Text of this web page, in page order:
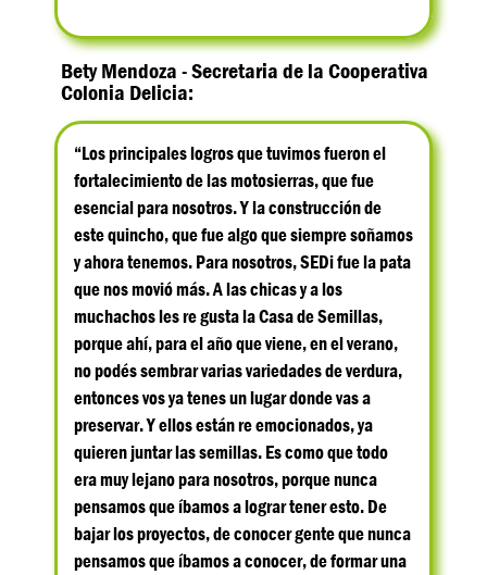
Bety Mendoza - Secretaria de la Cooperativa
Colonia Delicia:
“Los principales logros que tuvimos fueron el
fortalecimiento de las motosierras, que fue
esencial para nosotros. Y la construcción de
este quincho, que fue algo que siempre soñamos
y ahora tenemos. Para nosotros, SEDi fue la pata
que nos movió más. A las chicas y a los
muchachos les re gusta la Casa de Semillas,
porque ahí, para el año que viene, en el verano,
no podés sembrar varias variedades de verdura,
entonces vos ya tenes un lugar donde vas a
preservar. Y ellos están re emocionados, ya
quieren juntar las semillas. Es como que todo
era muy lejano para nosotros, porque nunca
pensamos que íbamos a lograr tener esto. De
bajar los proyectos, de conocer gente que nunca
pensamos que íbamos a conocer, de formar una